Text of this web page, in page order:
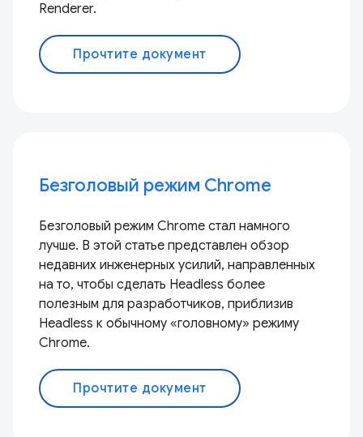
Renderer.
Прочтите документ
Безголовый режим Chrome
Безголовый режим Chrome стал намного
лучше. В этой статье представлен обзор
недавних инженерных усилий, направленных
на то, чтобы сделать Headless более
полезным для разработчиков, приблизив
Headless к обычному «головному» режиму
Chrome.
Прочтите документ